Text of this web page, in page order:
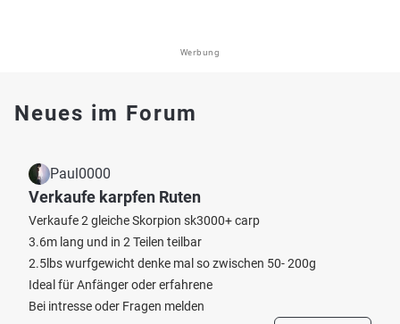
Werbung
Neues im Forum
Paul0000
Verkaufe karpfen Ruten
Verkaufe 2 gleiche Skorpion sk3000+ carp
3.6m lang und in 2 Teilen teilbar
2.5lbs wurfgewicht denke mal so zwischen 50- 200g
Ideal für Anfänger oder erfahrene
Bei intresse oder Fragen melden